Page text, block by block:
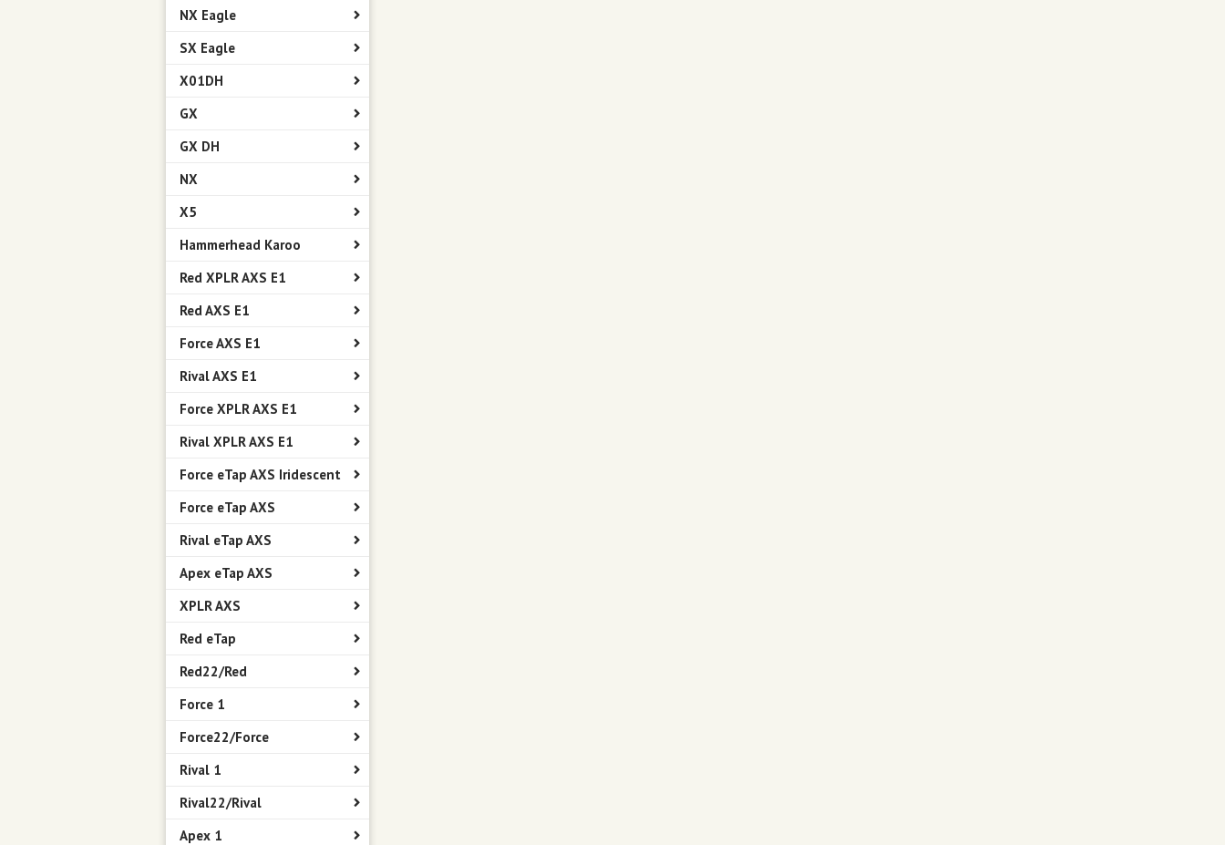
NX Eagle
SX Eagle
X01DH
GX
GX DH
NX
X5
Hammerhead Karoo
Red XPLR AXS E1
Red AXS E1
Force AXS E1
Rival AXS E1
Force XPLR AXS E1
Rival XPLR AXS E1
Force eTap AXS Iridescent
Force eTap AXS
Rival eTap AXS
Apex eTap AXS
XPLR AXS
Red eTap
Red22/Red
Force 1
Force22/Force
Rival 1
Rival22/Rival
Apex 1